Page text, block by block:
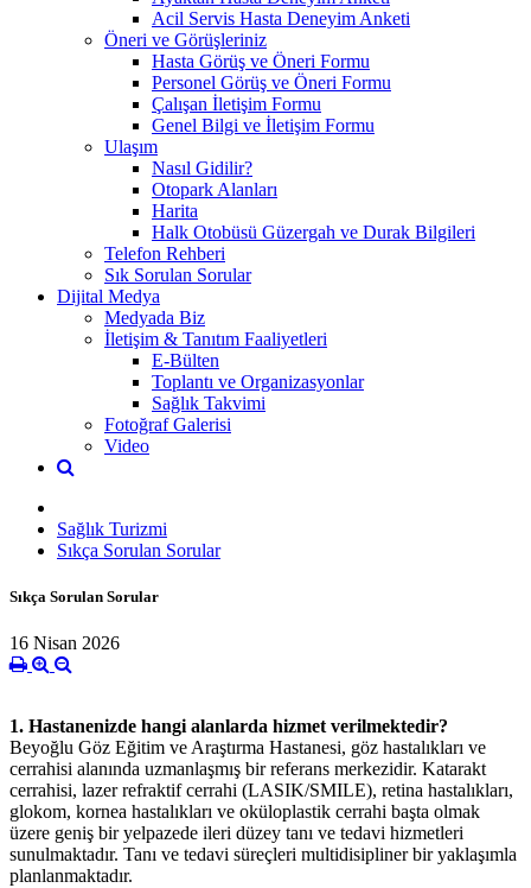
Acil Servis Hasta Deneyim Anketi
Öneri ve Görüşleriniz
Hasta Görüş ve Öneri Formu
Personel Görüş ve Öneri Formu
Çalışan İletişim Formu
Genel Bilgi ve İletişim Formu
Ulaşım
Nasıl Gidilir?
Otopark Alanları
Harita
Halk Otobüsü Güzergah ve Durak Bilgileri
Telefon Rehberi
Sık Sorulan Sorular
Dijital Medya
Medyada Biz
İletişim & Tanıtım Faaliyetleri
E-Bülten
Toplantı ve Organizasyonlar
Sağlık Takvimi
Fotoğraf Galerisi
Video
Sağlık Turizmi
Sıkça Sorulan Sorular
Sıkça Sorulan Sorular
16 Nisan 2026
1. Hastanenizde hangi alanlarda hizmet verilmektedir?
Beyoğlu Göz Eğitim ve Araştırma Hastanesi, göz hastalıkları ve
cerrahisi alanında uzmanlaşmış bir referans merkezidir. Katarakt
cerrahisi, lazer refraktif cerrahi (LASIK/SMILE), retina hastalıkları,
glokom, kornea hastalıkları ve oküloplastik cerrahi başta olmak
üzere geniş bir yelpazede ileri düzey tanı ve tedavi hizmetleri
sunulmaktadır. Tanı ve tedavi süreçleri multidisipliner bir yaklaşımla
planlanmaktadır.